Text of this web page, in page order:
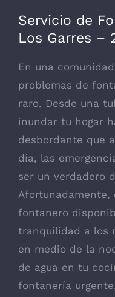
Servicio de
Los Garres –
En una
problemas de
raro. Desde una
inundar tu hogar
desbordante que
día, las
ser un verdadero
fontanero
tranquilidad a los
en medio de la
de agua en tu
fontanería